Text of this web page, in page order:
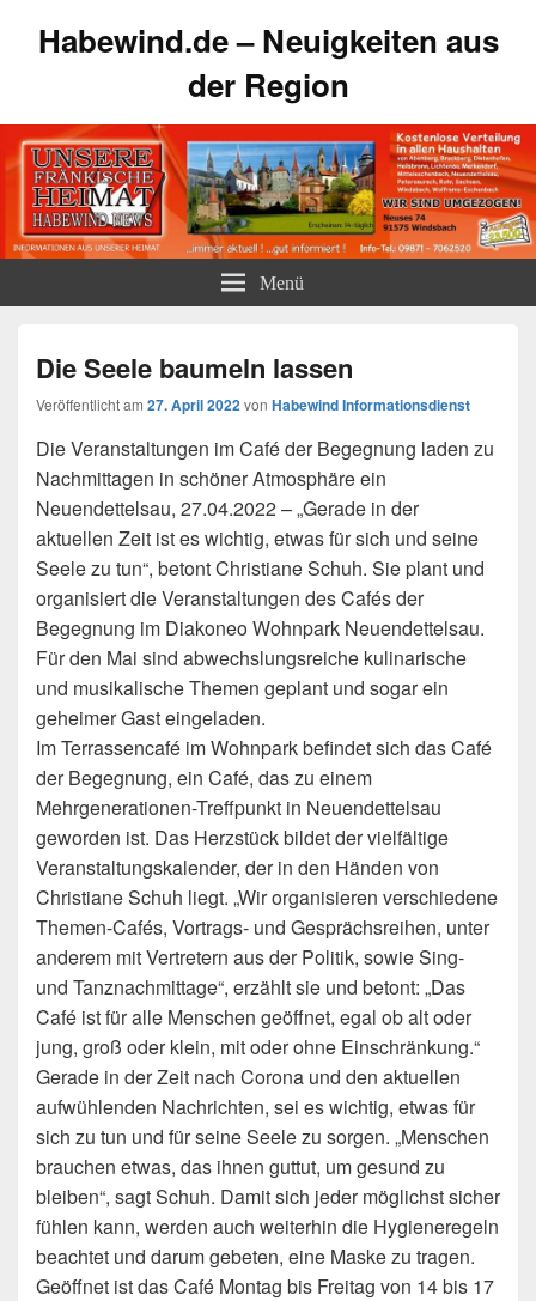
Habewind.de – Neuigkeiten aus
der Region
Menü
Die Seele baumeln lassen
Veröffentlicht am 27. April 2022von Habewind Informationsdienst
Die Veranstaltungen im Café der Begegnung laden zu
Nachmittagen in schöner Atmosphäre ein
Neuendettelsau, 27.04.2022 – „Gerade in der
aktuellen Zeit ist es wichtig, etwasfür sich und seine
Seele zu tun“, betont Christiane Schuh. Sie plant und
organisiert die Veranstaltungen des Cafés der
Begegnung im Diakoneo Wohnpark Neuendettelsau.
Für den Mai sind abwechslungsreiche kulinarische
und musikalische Themen geplant und sogar ein
geheimer Gast eingeladen.
Im Terrassencafé im Wohnpark befindet sich das Café
der Begegnung, ein Café, das zu einem
Mehrgenerationen-Treffpunkt in Neuendettelsau
geworden ist. Das Herzstück bildet der vielfältige
Veranstaltungskalender, der in den Händen von
Christiane Schuh liegt. „Wir organisieren verschiedene
Themen-Cafés, Vortrags- und Gesprächsreihen, unter
anderem mit Vertretern aus der Politik, sowie Sing-
und Tanznachmittage“, erzählt sie und betont: „Das
Café ist für alle Menschen geöffnet, egal ob alt oder
jung, groß oder klein, mit oder ohne Einschränkung.“
Gerade in der Zeit nach Corona und den aktuellen
aufwühlenden Nachrichten, sei es wichtig, etwas für
sich zu tun und für seine Seele zu sorgen. „Menschen
brauchen etwas, das ihnen guttut, um gesund zu
bleiben“, sagt Schuh. Damit sich jeder möglichst sicher
fühlen kann, werden auch weiterhin die Hygieneregeln
beachtet und darum gebeten, eine Maske zu tragen.
Geöffnet ist das Café Montag bis Freitag von 14 bis 17